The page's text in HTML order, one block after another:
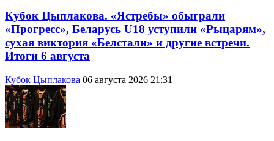
Кубок Цыплакова. «Ястребы» обыграли
«Прогресс», Беларусь U18 уступили «Рыцарям»,
сухая виктория «Белстали» и другие встречи.
Итоги 6 августа
Кубок Цыплакова 06 августа 2026 21:31